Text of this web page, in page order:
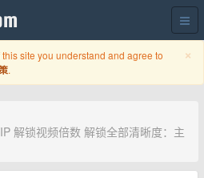
×
site you understand and agree to
.
解锁视频倍数 解锁全部清晰度：主